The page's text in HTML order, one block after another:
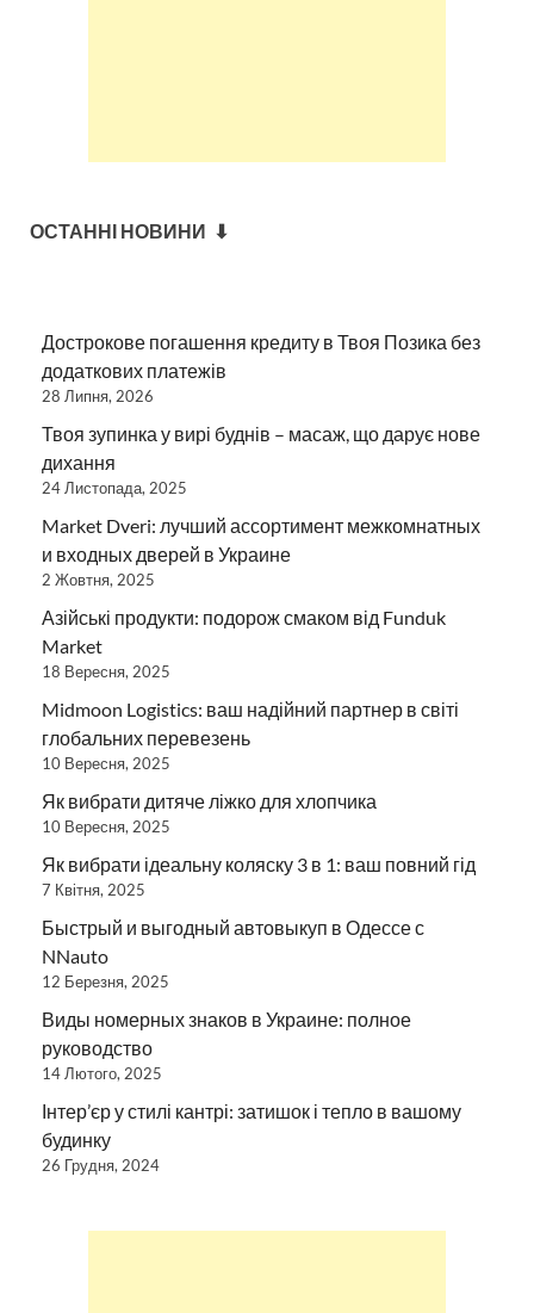
ОСТАННІ НОВИНИ ⬇
Дострокове погашення кредиту в Твоя Позика без
додаткових платежів
28 Липня, 2026
Твоя зупинка у вирі буднів – масаж, що дарує нове
дихання
24 Листопада, 2025
Market Dveri: лучший ассортимент межкомнатных
и входных дверей в Украине
2 Жовтня, 2025
Азійські продукти: подорож смаком від Funduk
Market
18 Вересня, 2025
Midmoon Logistics: ваш надійний партнер в світі
глобальних перевезень
10 Вересня, 2025
Як вибрати дитяче ліжко для хлопчика
10 Вересня, 2025
Як вибрати ідеальну коляску 3 в 1: ваш повний гід
7 Квітня, 2025
Быстрый и выгодный автовыкуп в Одессе с
NNauto
12 Березня, 2025
Виды номерных знаков в Украине: полное
руководство
14 Лютого, 2025
Інтер’єр у стилі кантрі: затишок і тепло в вашому
будинку
26 Грудня, 2024